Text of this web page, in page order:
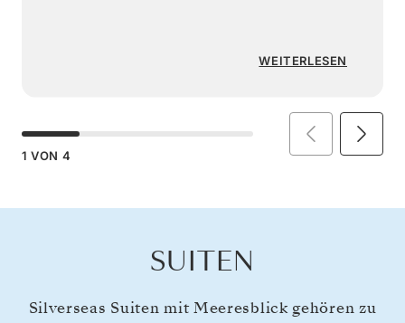
WEITERLESEN
1 VON 4
SUITEN
Silverseas Suiten mit Meeresblick gehören zu